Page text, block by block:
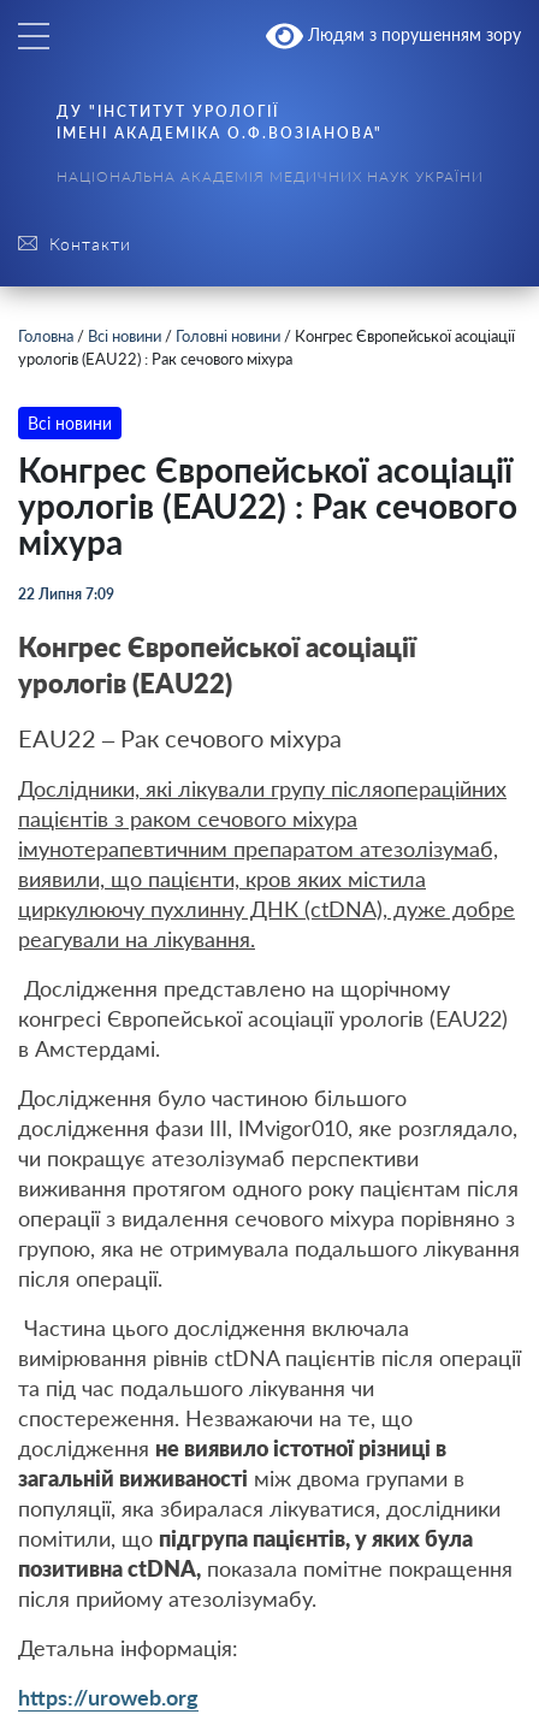
Людям з порушенням зору
Контакти
ДУ "ІНСТИТУТ УРОЛОГІЇ
ІМЕНІ АКАДЕМІКА О.Ф.ВОЗІАНОВА"
НАЦІОНАЛЬНА АКАДЕМІЯ МЕДИЧНИХ НАУК УКРАЇНИ
Головна / Всі новини / Головні новини / Конгрес Європейської асоціації
урологів (EAU22) : Рак сечового міхура
Всі новини
Конгрес Європейської асоціації
урологів (EAU22) : Рак сечового
міхура
22 Липня 7:09
Конгрес Європейської асоціації
урологів (EAU22)
EAU22 – Рак сечового міхура
Дослідники, які лікували групу післяопераційних
пацієнтів з раком сечового міхура
імунотерапевтичним препаратом атезолізумаб,
виявили, що пацієнти, кров яких містила
циркулюючу пухлинну ДНК (ctDNA), дуже добре
реагували на лікування.
Дослідження представлено на щорічному
конгресі Європейської асоціації урологів (EAU22)
в Амстердамі.
Дослідження було частиною більшого
дослідження фази III, IMvigor010, яке розглядало,
чи покращує атезолізумаб перспективи
виживання протягом одного року пацієнтам після
операції з видалення сечового міхура порівняно з
групою, яка не отримувала подальшого лікування
після операції.
Частина цього дослідження включала
вимірювання рівнів ctDNA пацієнтів після операції
та під час подальшого лікування чи
спостереження. Незважаючи на те, що
дослідження не виявило істотної різниці в
загальній виживаності між двома групами в
популяції, яка збиралася лікуватися, дослідники
помітили, що підгрупа пацієнтів, у яких була
позитивна ctDNA, показала помітне покращення
після прийому атезолізумабу.
Детальна інформація:
https://uroweb.org